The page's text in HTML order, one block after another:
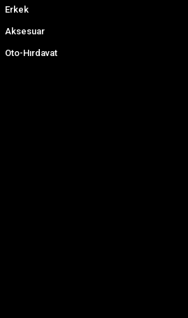
Erkek
Aksesuar
Oto-Hırdavat